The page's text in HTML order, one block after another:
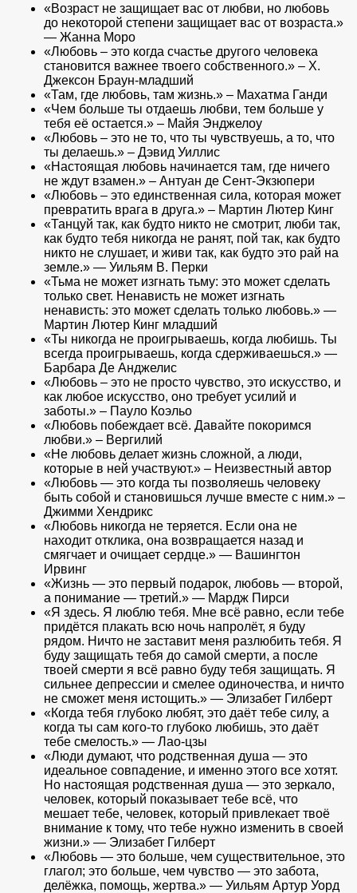
«Возраст не защищает вас от любви, но любовь
до некоторой степени защищает вас от возраста.»
— Жанна Моро
«Любовь – это когда счастье другого человека
становится важнее твоего собственного.» – Х.
Джексон Браун-младший
«Там, где любовь, там жизнь.» – Махатма Ганди
«Чем больше ты отдаешь любви, тем больше у
тебя её остается.» – Майя Энджелоу
«Любовь – это не то, что ты чувствуешь, а то, что
ты делаешь.» – Дэвид Уиллис
«Настоящая любовь начинается там, где ничего
не ждут взамен.» – Антуан де Сент-Экзюпери
«Любовь – это единственная сила, которая может
превратить врага в друга.» – Мартин Лютер Кинг
«Танцуй так, как будто никто не смотрит, люби так,
как будто тебя никогда не ранят, пой так, как будто
никто не слушает, и живи так, как будто это рай на
земле.» — Уильям В. Перки
«Тьма не может изгнать тьму: это может сделать
только свет. Ненависть не может изгнать
ненависть: это может сделать только любовь.» —
Мартин Лютер Кинг младший
«Ты никогда не проигрываешь, когда любишь. Ты
всегда проигрываешь, когда сдерживаешься.» —
Барбара Де Анджелис
«Любовь – это не просто чувство, это искусство, и
как любое искусство, оно требует усилий и
заботы.» – Пауло Коэльо
«Любовь побеждает всё. Давайте покоримся
любви.» – Вергилий
«Не любовь делает жизнь сложной, а люди,
которые в ней участвуют.» – Неизвестный автор
«Любовь — это когда ты позволяешь человеку
быть собой и становишься лучше вместе с ним.» –
Джимми Хендрикс
«Любовь никогда не теряется. Если она не
находит отклика, она возвращается назад и
смягчает и очищает сердце.» — Вашингтон
Ирвинг
«Жизнь — это первый подарок, любовь — второй,
а понимание — третий.» — Мардж Пирси
«Я здесь. Я люблю тебя. Мне всё равно, если тебе
придётся плакать всю ночь напролёт, я буду
рядом. Ничто не заставит меня разлюбить тебя. Я
буду защищать тебя до самой смерти, а после
твоей смерти я всё равно буду тебя защищать. Я
сильнее депрессии и смелее одиночества, и ничто
не сможет меня истощить.» — Элизабет Гилберт
«Когда тебя глубоко любят, это даёт тебе силу, а
когда ты сам кого-то глубоко любишь, это даёт
тебе смелость.» — Лао-цзы
«Люди думают, что родственная душа — это
идеальное совпадение, и именно этого все хотят.
Но настоящая родственная душа — это зеркало,
человек, который показывает тебе всё, что
мешает тебе, человек, который привлекает твоё
внимание к тому, что тебе нужно изменить в своей
жизни.» — Элизабет Гилберт
«Любовь — это больше, чем существительное, это
глагол; это больше, чем чувство — это забота,
делёжка, помощь, жертва.» — Уильям Артур Уорд